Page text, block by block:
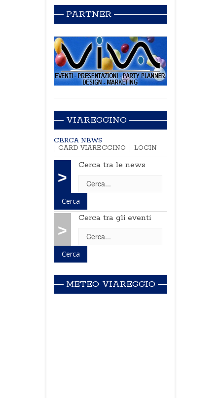
PARTNER
VIAREGGINO
CERCA NEWS
CARD VIAREGGINO
LOGIN
>
Cerca tra le news
>
Cerca tra gli eventi
METEO VIAREGGIO